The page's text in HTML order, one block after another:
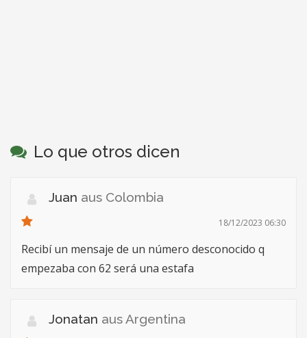
Lo que otros dicen
Juan aus Colombia
18/12/2023 06:30
Recibí un mensaje de un número desconocido q
empezaba con 62 será una estafa
Jonatan aus Argentina